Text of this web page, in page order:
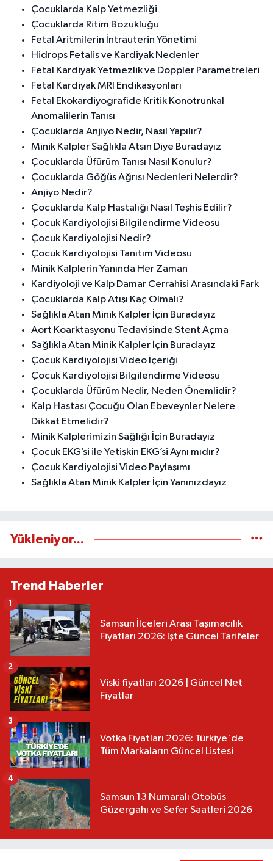
Çocuklarda Kalp Yetmezliği
Çocuklarda Ritim Bozukluğu
Fetal Aritmilerin İntrauterin Yönetimi
Hidrops Fetalis ve Kardiyak Nedenler
Fetal Kardiyak Yetmezlik ve Doppler Parametreleri
Fetal Kardiyak MRI Endikasyonları
Fetal Ekokardiyografide Kritik Konotrunkal
Anomalilerin Tanısı
Çocuklarda Anjiyo Nedir, Nasıl Yapılır?
Minik Kalpler Sağlıkla Atsın Diye Buradayız
Çocuklarda Üfürüm Tanısı Nasıl Konulur?
Çocuklarda Göğüs Ağrısı Nedenleri Nelerdir?
Anjiyo Nedir?
Çocuklarda Kalp Hastalığı Nasıl Teşhis Edilir?
Çocuk Kardiyolojisi Bilgilendirme Videosu
Çocuk Kardiyolojisi Nedir?
Çocuk Kardiyolojisi Tanıtım Videosu
Minik Kalplerin Yanında Her Zaman
Kardiyoloji ve Kalp Damar Cerrahisi Arasındaki Fark
Çocuklarda Kalp Atışı Kaç Olmalı?
Sağlıkla Atan Minik Kalpler İçin Buradayız
Aort Koarktasyonu Tedavisinde Stent Açma
Sağlıkla Atan Minik Kalpler İçin Buradayız
Çocuk Kardiyolojisi Video İçeriği
Çocuk Kardiyolojisi Bilgilendirme Videosu
Çocuklarda Üfürüm Nedir, Neden Önemlidir?
Kalp Hastası Çocuğu Olan Ebeveynler Nelere
Dikkat Etmelidir?
Minik Kalplerimizin Sağlığı İçin Buradayız
Çocuk EKG’si ile Yetişkin EKG’si Aynı mıdır?
Çocuk Kardiyolojisi Video Paylaşımı
Sağlıkla Atan Minik Kalpler İçin Yanınızdayız
Yükleniyor...
Trend Haberler
Samsun İlçeleri Arası Taşımacılık
Fiyatları 2026: İşte Güncel Tarifeler
1
Viski fiyatları 2026 | Güncel Net
Fiyatlar
2
Votka Fiyatları 2026: Türkiye'de
Tüm Markaların Güncel Listesi
3
Samsun 13 Numaralı Otobüs
Güzergahı ve Sefer Saatleri 2026
4